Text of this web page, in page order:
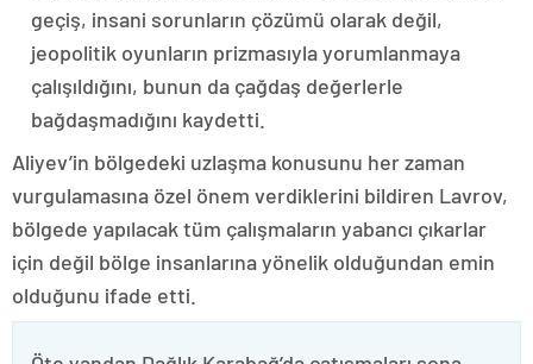
geçiş, insani sorunların çözümü olarak değil,
jeopolitik oyunların prizmasıyla yorumlanmaya
çalışıldığını, bunun da çağdaş değerlerle
bağdaşmadığını kaydetti.
Aliyev’in bölgedeki uzlaşma konusunu her zaman
vurgulamasına özel önem verdiklerini bildiren Lavrov,
bölgede yapılacak tüm çalışmaların yabancı çıkarlar
için değil bölge insanlarına yönelik olduğundan emin
olduğunu ifade etti.